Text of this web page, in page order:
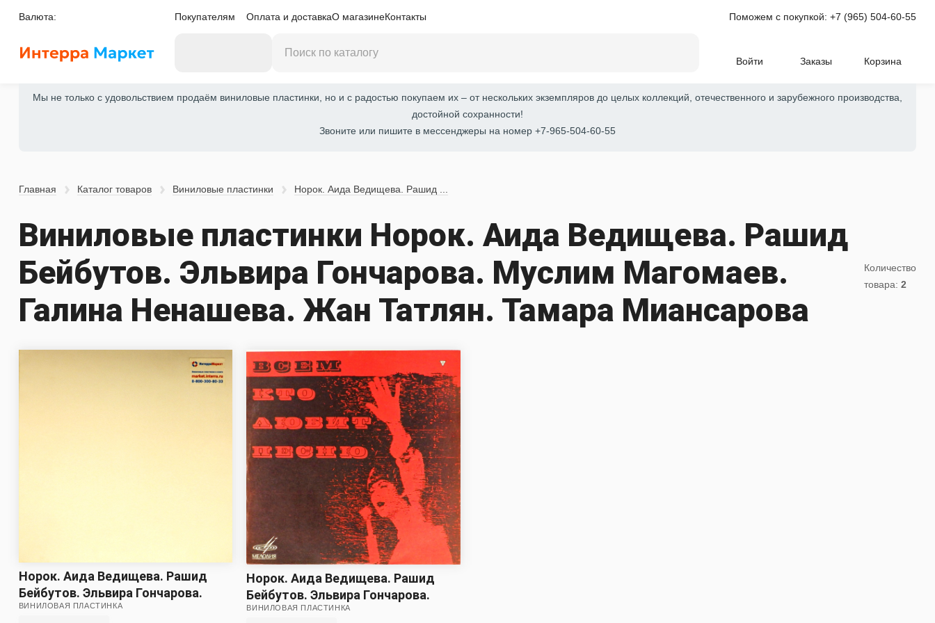
Валюта: Покупателям Оплата и доставкаО магазинеКонтакты Поможем с покупкой:+7 (965) 504-60-55
Войти Заказы Корзина
Мы не только с удовольствием продаём виниловые пластинки, но и с радостью покупаем их – от нескольких экземпляров до целых коллекций, отечественного и зарубежного производства,
достойной сохранности!
Звоните или пишите в мессенджеры на номер +7-965-504-60-55
Главная Каталог товаров Виниловые пластинки Норок. Аида Ведищева. Рашид ...
Виниловые пластинки Норок. Аида Ведищева. Рашид
Бейбутов. Эльвира Гончарова. Муслим Магомаев.
Галина Ненашева. Жан Татлян. Тамара Миансарова
Количество
товара:2
Норок. Аида Ведищева. Рашид
Бейбутов. Эльвира Гончарова.
Муслим Магомаев. Галина
ВИНИЛОВАЯ ПЛАСТИНКА
Норок. Аида Ведищева. Рашид
Бейбутов. Эльвира Гончарова.
Муслим Магомаев. Галина
ВИНИЛОВАЯ ПЛАСТИНКА